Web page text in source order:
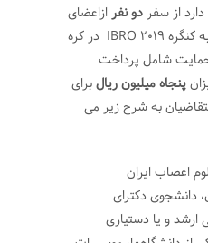
از سفر دو نفر ازاعضای
انجمن علوم اعصاب ایران به کنگره IBRO 2019 در کره
شامل پرداخت
پنجاه میلیون ریالبرای
به شرح زیر می
اعصاب ایران
دانشجوی دکترای
و یا دستیاری